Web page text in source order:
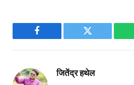
Facebook Twitter
जितेंद्र हथेल